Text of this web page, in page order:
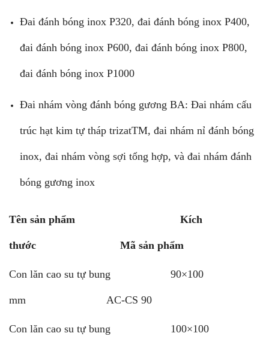
Đai đánh bóng inox P320, đai đánh bóng inox P400,
đai đánh bóng inox P600, đai đánh bóng inox P800,
đai đánh bóng inox P1000
Đai nhám vòng đánh bóng gương BA: Đai nhám cấu
trúc hạt kim tự tháp trizatTM, đai nhám nỉ đánh bóng
inox, đai nhám vòng sợi tổng hợp, và đai nhám đánh
bóng gương inox
Tên sản phẩm Kích
thước Mã sản phẩm
Con lăn cao su tự bung 90×100
mm AC-CS 90
Con lăn cao su tự bung 100×100